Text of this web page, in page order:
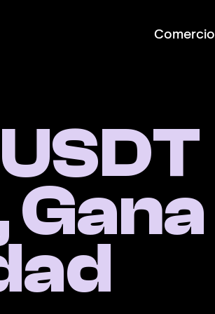
Comercio
Gana